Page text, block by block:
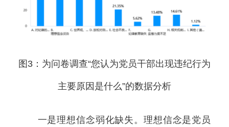
图3：为问卷调查“您认为党员干部出现违纪行为
主要原因是什么”的数据分析
一是理想信念弱化缺失。理想信念是党员